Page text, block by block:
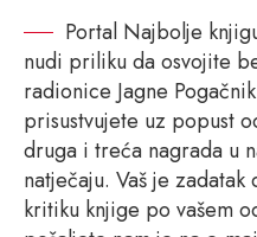
Portal Najbolje
nudi priliku da osvojite
radionice Jagne
prisustvujete uz popust
druga i treća nagrada u
natječaju. Vaš je
kritiku knjige po vašem